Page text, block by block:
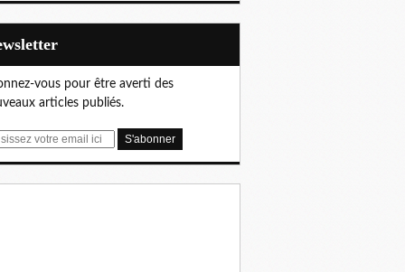
vous pour être averti des
articles publiés.